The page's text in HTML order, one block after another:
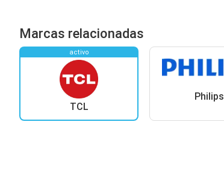
Marcas relacionadas
activo
TCL
Philips